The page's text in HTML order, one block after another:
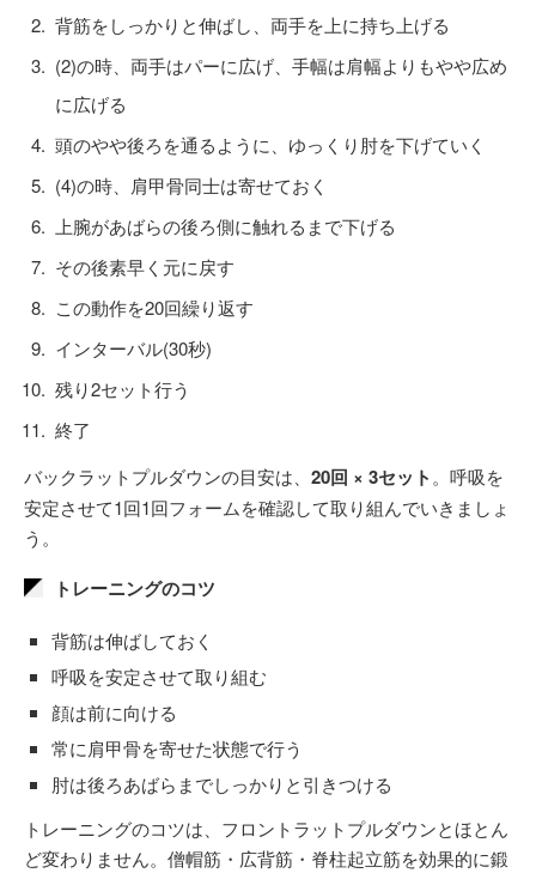
背筋をしっかりと伸ばし、両手を上に持ち上げる
(2)の時、両手はパーに広げ、手幅は肩幅よりもやや広め
に広げる
頭のやや後ろを通るように、ゆっくり肘を下げていく
(4)の時、肩甲骨同士は寄せておく
上腕があばらの後ろ側に触れるまで下げる
その後素早く元に戻す
この動作を20回繰り返す
インターバル(30秒)
残り2セット行う
終了
バックラットプルダウンの目安は、 20回 × 3セット 。呼吸を
安定させて1回1回フォームを確認して取り組んでいきましょ
う。
トレーニングのコツ
背筋は伸ばしておく
呼吸を安定させて取り組む
顔は前に向ける
常に肩甲骨を寄せた状態で行う
肘は後ろあばらまでしっかりと引きつける
トレーニングのコツは、フロントラットプルダウンとほとん
ど変わりません。僧帽筋・広背筋・脊柱起立筋を効果的に鍛